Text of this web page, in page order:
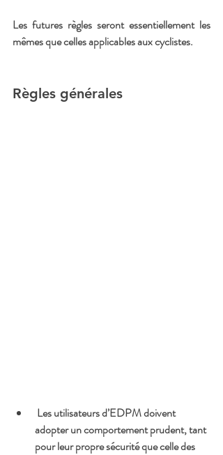
Les futures règles seront essentiellement les
mêmes que celles applicables aux cyclistes.
Règles générales
adopter un comportement prudent, tant
pour leur propre sécurité que celle des